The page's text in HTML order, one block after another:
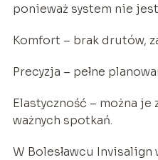
ponieważ system nie
Komfort – brak drutów,
Precyzja – pełne
Elastyczność – można
ważnych spotkań.
W Bolesławcu